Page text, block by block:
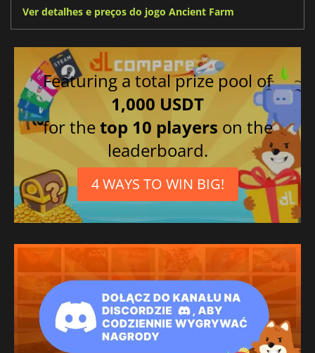
Ver detalhes e preços do jogo Ancient Farm
Featuring a total prize pool of
1,000 USDT
for thetop 10 players on the
leaderboard.
4 WAYS TO WIN BIG!